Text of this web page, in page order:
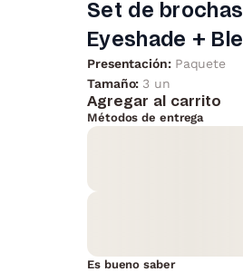
Set de
Eyeshade +
Presentación: Paquete
Tamaño: 3 un
Agregar al carrito
Métodos de entrega
Es bueno saber